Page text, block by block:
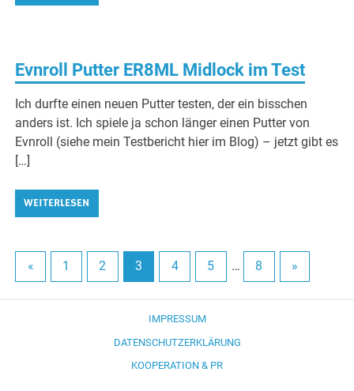
Evnroll Putter ER8ML Midlock im Test
Ich durfte einen neuen Putter testen, der ein bisschen
anders ist. Ich spiele ja schon länger einen Putter von
Evnroll (siehe mein Testbericht hier im Blog) – jetzt gibt es
[…]
WEITERLESEN
« 1 2 3 4 5 … 8 »
IMPRESSUM
DATENSCHUTZERKLÄRUNG
KOOPERATION & PR